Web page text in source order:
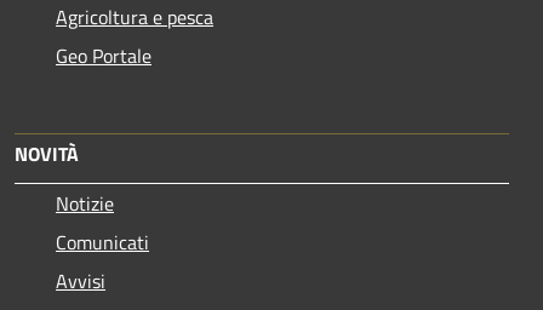
Agricoltura e pesca
Geo Portale
NOVITÀ
Notizie
Comunicati
Avvisi